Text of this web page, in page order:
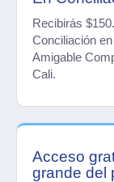
Recibirás
Conciliación
Amigable
Cali.
Acceso
grande del